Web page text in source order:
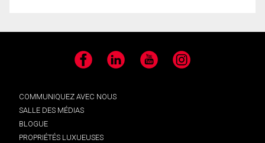
Facebook LinkedIn YouTube Instagram
COMMUNIQUEZ AVEC NOUS
SALLE DES MÉDIAS
BLOGUE
PROPRIÉTÉS LUXUEUSES